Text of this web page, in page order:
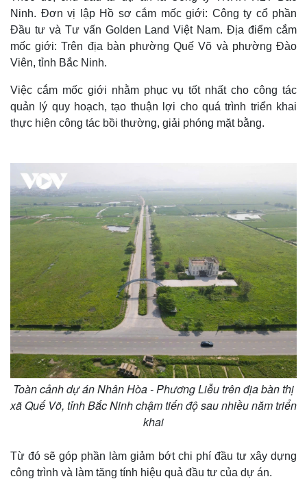
Ninh. Đơn vị lập Hồ sơ cắm mốc giới: Công ty cổ phần
Đầu tư và Tư vấn Golden Land Việt Nam. Địa điểm cắm
mốc giới: Trên địa bàn phường Quế Võ và phường Đào
Viên, tỉnh Bắc Ninh.
Việc cắm mốc giới nhằm phục vụ tốt nhất cho công tác
quản lý quy hoạch, tạo thuận lợi cho quá trình triển khai
thực hiện công tác bồi thường, giải phóng mặt bằng.
Toàn cảnh dự án Nhân Hòa - Phương Liễu trên địa bàn thị
xã Quế Võ, tỉnh Bắc Ninh chậm tiến độ sau nhiều năm triển
khai
Từ đó sẽ góp phần làm giảm bớt chi phí đầu tư xây dựng
công trình và làm tăng tính hiệu quả đầu tư của dự án.